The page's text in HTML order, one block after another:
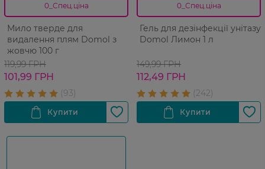
0_Спец.ціна
Мило тверде для
видалення плям Domol з
жовчю 100 г
119,99 ГРН
101,99 ГРН
0_Спец.ціна
Гель для дезінфекції унітазу
Domol Лимон 1 л
149,99 ГРН
112,49 ГРН